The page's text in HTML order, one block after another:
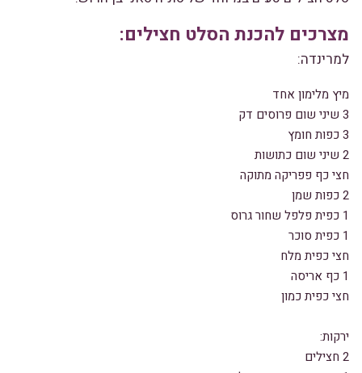
מצרכים להכנת הסלט חצילים:
למרינדה:
מיץ מלימון אחד
3 שיני שום פרוסים דק
3 כפות חומץ
2 שיני שום כתושות
חצי כף פפריקה מתוקה
2 כפות שמן
1 כפית פלפל שחור גרוס
1 כפית סוכר
חצי כפית מלח
1 כף אריסה
חצי כפית כמון
ירקות:
2 חצילים